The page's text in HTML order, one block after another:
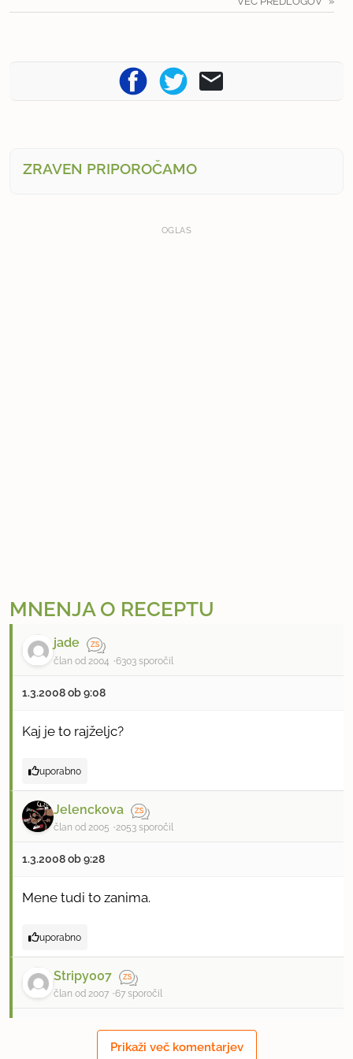
ZRAVEN PRIPOROČAMO
OGLAS
MNENJA O RECEPTU
jade
član od 2004 6303 sporočil
1.3.2008 ob 9:08
Kaj je to rajželjc?
uporabno
Jelenckova
član od 2005 2053 sporočil
1.3.2008 ob 9:28
Mene tudi to zanima.
uporabno
Stripy007
član od 2007 67 sporočil
Prikaži več komentarjev